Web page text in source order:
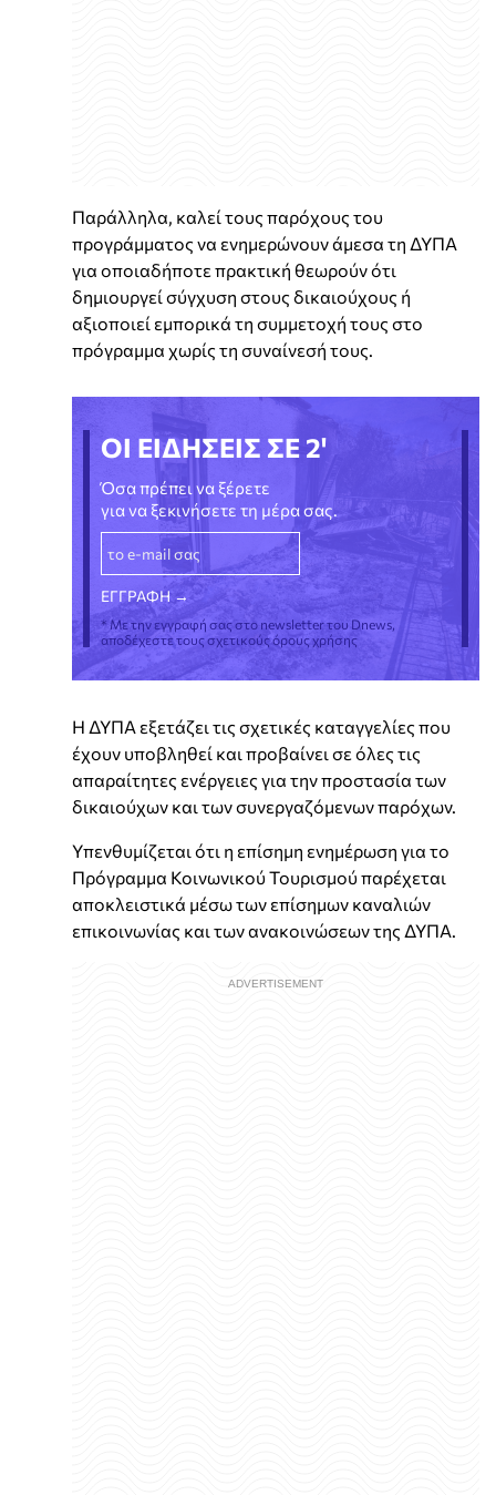
Παράλληλα, καλεί τους παρόχους του
προγράμματος να ενημερώνουν άμεσα τη ΔΥΠΑ
για οποιαδήποτε πρακτική θεωρούν ότι
δημιουργεί σύγχυση στους δικαιούχους ή
αξιοποιεί εμπορικά τη συμμετοχή τους στο
πρόγραμμα χωρίς τη συναίνεσή τους.
ΟΙ ΕΙΔΗΣΕΙΣ ΣΕ 2'
Όσα πρέπει να ξέρετε
για να ξεκινήσετε τη μέρα σας.
* Με την εγγραφή σας στο newsletter του Dnews,
αποδέχεστε τους σχετικούς όρους χρήσης
Η ΔΥΠΑ εξετάζει τις σχετικές καταγγελίες που
έχουν υποβληθεί και προβαίνει σε όλες τις
απαραίτητες ενέργειες για την προστασία των
δικαιούχων και των συνεργαζόμενων παρόχων.
Υπενθυμίζεται ότι η επίσημη ενημέρωση για το
Πρόγραμμα Κοινωνικού Τουρισμού παρέχεται
αποκλειστικά μέσω των επίσημων καναλιών
επικοινωνίας και των ανακοινώσεων της ΔΥΠΑ.